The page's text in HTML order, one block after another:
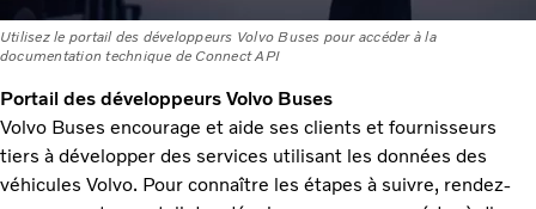
Utilisez le portail des développeurs Volvo Buses pour accéder à la
documentation technique de Connect API
Portail des développeurs Volvo Buses
Volvo Buses encourage et aide ses clients et fournisseurs
tiers à développer des services utilisant les données des
véhicules Volvo. Pour connaître les étapes à suivre, rendez-